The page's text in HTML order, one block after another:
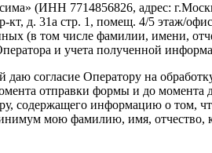
(ИНН 7714856826, адрес:
кт, д. 31а стр. 1, помещ. 4/5 этаж/
(в том числе фамилии, имени,
и учета полученной
даю согласие Оператору на
отправки формы и до
содержащего информацию о том,
мою фамилию, имя, отчество,